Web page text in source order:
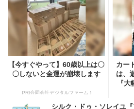
【今すぐやって】60歳以上は〇
〇しないと金運が崩壊します
PR(合同会社デジタルファーム )
カー
は、
『
シルク・ドゥ・ソレイユ『